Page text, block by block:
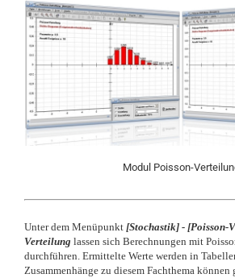
Modul Poisson-
Unter dem Menüpunkt [Stochastik] - [Poisson-
Verteilung lassen sich Berechnungen mit
durchführen. Ermittelte Werte werden in
Zusammenhänge zu diesem Fachthema können